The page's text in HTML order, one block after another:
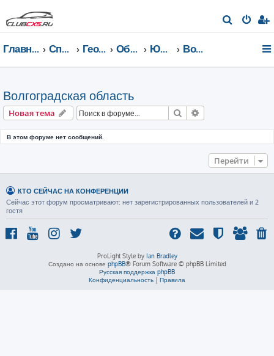
о
Главная страница Список форумов География Клуба CX-5 CLUB Общение по регионам Южный федеральный округ Волгоградская область
Волгоградская область
Новая тема Поиск
В этом форуме нет сообщений.
Перейти
КТО СЕЙЧАС НА КОНФЕРЕНЦИИ
Сейчас этот форум просматривают: нет зарегистрированных пользователей и 2
гостя
ProLight Style by Ian Bradley
Создано на основе phpBB® Forum Software © phpBB Limited
Русская поддержка phpBB
Конфиденциальность | Правила